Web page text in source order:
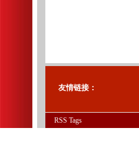
友情链接：
RSS Tags